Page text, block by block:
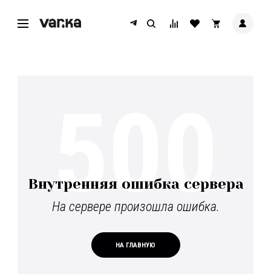
Внутренняя ошибка сервера
На сервере произошла ошибка.
НА ГЛАВНУЮ
500